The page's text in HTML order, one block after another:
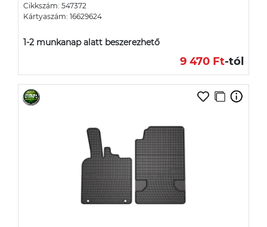
Cikkszám: 547372
Kártyaszám: 16629624
1-2 munkanap alatt beszerezhető
9 470 Ft-tól